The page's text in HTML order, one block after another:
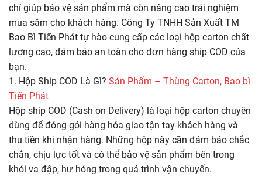
chỉ giúp bảo vệ sản phẩm mà còn nâng cao trải nghiệm
mua sắm cho khách hàng. Công Ty TNHH Sản Xuất TM
Bao Bì Tiến Phát tự hào cung cấp các loại hộp carton chất
lượng cao, đảm bảo an toàn cho đơn hàng ship COD của
bạn.
1. Hộp Ship COD Là Gì? Sản Phẩm – Thùng Carton, Bao bì
Tiến Phát
Hộp ship COD (Cash on Delivery) là loại hộp carton chuyên
dùng để đóng gói hàng hóa giao tận tay khách hàng và
thu tiền khi nhận hàng. Những hộp này cần đảm bảo chắc
chắn, chịu lực tốt và có thể bảo vệ sản phẩm bên trong
khỏi va đập, hư hỏng trong quá trình vận chuyển.